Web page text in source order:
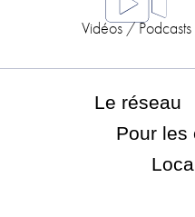
Vidéos / Podcasts
Le réseau
Pour les